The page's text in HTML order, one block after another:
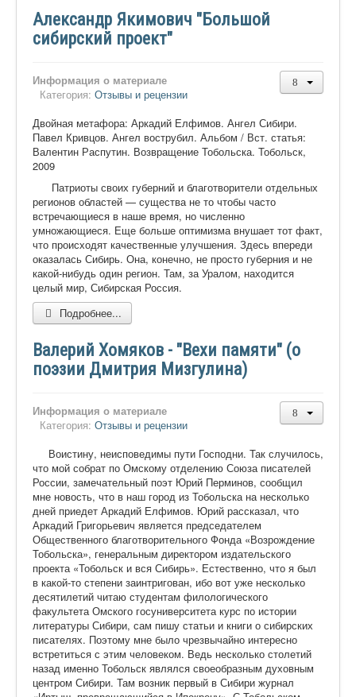
Александр Якимович "Большой
сибирский проект"
Информация о материале
Категория: Отзывы и рецензии
Двойная метафора: Аркадий Елфимов. Ангел Сибири.
Павел Кривцов. Ангел вострубил. Альбом / Вст. статья:
Валентин Распутин. Возвращение Тобольска. Тобольск,
2009
Патриоты своих губерний и благотворители отдельных
регионов областей — существа не то чтобы часто
встречающиеся в наше время, но численно
умножающиеся. Еще больше оптимизма внушает тот факт,
что происходят качественные улучшения. Здесь впереди
оказалась Сибирь. Она, конечно, не просто губерния и не
какой-нибудь один регион. Там, за Уралом, находится
целый мир, Сибирская Россия.
Подробнее...
Валерий Хомяков - "Вехи памяти" (о
поэзии Дмитрия Мизгулина)
Информация о материале
Категория: Отзывы и рецензии
Воистину, неисповедимы пути Господни. Так случилось,
что мой собрат по Омскому отделению Союза писателей
России, замечательный поэт Юрий Перминов, сообщил
мне новость, что в наш город из Тобольска на несколько
дней приедет Аркадий Елфимов. Юрий рассказал, что
Аркадий Григорьевич является председателем
Общественного благотворительного Фонда «Возрождение
Тобольска», генеральным директором издательского
проекта «Тобольск и вся Сибирь». Естественно, что я был
в какой-то степени заинтригован, ибо вот уже несколько
десятилетий читаю студентам филологического
факультета Омского госуниверситета курс по истории
литературы Сибири, сам пишу статьи и книги о сибирских
писателях. Поэтому мне было чрезвычайно интересно
встретиться с этим человеком. Ведь несколько столетий
назад именно Тобольск являлся своеобразным духовным
центром Сибири. Там возник первый в Сибири журнал